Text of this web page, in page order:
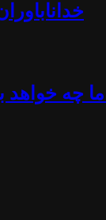
چه خواهد